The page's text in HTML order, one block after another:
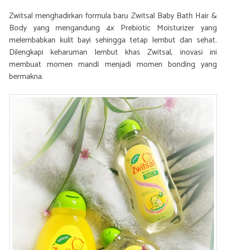
Zwitsal menghadirkan formula baru Zwitsal Baby Bath Hair &
Body yang mengandung 4x Prebiotic Moisturizer yang
melembabkan kulit bayi sehingga tetap lembut dan sehat.
Dilengkapi keharuman lembut khas Zwitsal, inovasi ini
membuat momen mandi menjadi momen bonding yang
bermakna.